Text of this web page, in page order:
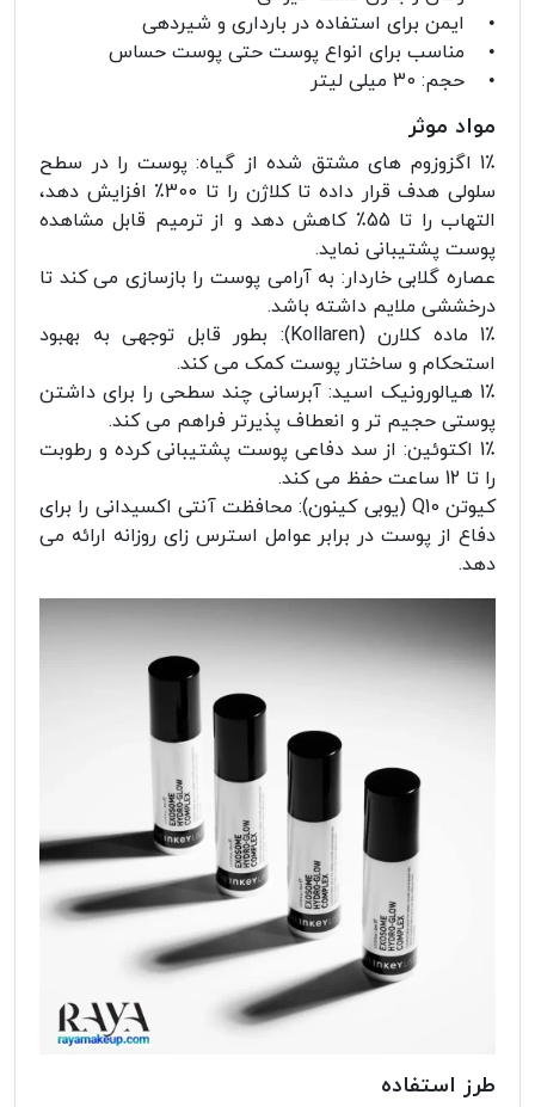
• ایمن برای استفاده در بارداری و شیردهی
• مناسب برای انواع پوست حتی پوست حساس
• حجم: 30 میلی لیتر
مواد موثر
1٪ اگزوزوم های مشتق شده از گیاه: پوست را در سطح
سلولی هدف قرار داده تا کلاژن را تا 300٪ افزایش دهد،
التهاب را تا 55٪ کاهش دهد و از ترمیم قابل مشاهده
پوست پشتیبانی نماید.
عصاره گلابی خاردار: به آرامی پوست را بازسازی می کند تا
درخششی ملایم داشته باشد.
1٪ ماده کلارن (Kollaren): بطور قابل توجهی به بهبود
استحکام و ساختار پوست کمک می کند.
1٪ هیالورونیک اسید: آبرسانی چند سطحی را برای داشتن
پوستی حجیم تر و انعطاف پذیرتر فراهم می کند.
1٪ اکتوئین: از سد دفاعی پوست پشتیبانی کرده و رطوبت
را تا 12 ساعت حفظ می کند.
کیوتن Q10 (یوبی کینون): محافظت آنتی اکسیدانی را برای
دفاع از پوست در برابر عوامل استرس زای روزانه ارائه می
دهد.
طرز استفاده